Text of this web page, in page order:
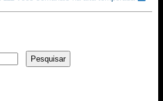
Pesquisar